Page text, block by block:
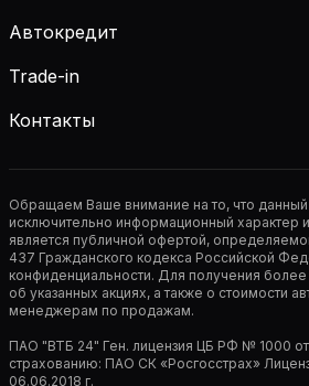
Автокредит
Trade-in
Контакты
Обращаем Ваше внимание на то, что данный
исключительно информационный характер
является публичной офертой,
437 Гражданского кодекса Российской
конфиденциальности. Для получения
об указанных акциях, а также о стоимости
менеджерам по продажам.
ПАО "ВТБ 24" Ген. лицензия ЦБ РФ № 1000
страхованию: ПАО СК «Росгосстрах»
06.06.2018 г.